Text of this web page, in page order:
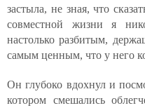
застыла, не зная, что
совместной жизни я
настолько разбитым,
самым ценным, что у него
Он глубоко вдохнул и
котором смешались